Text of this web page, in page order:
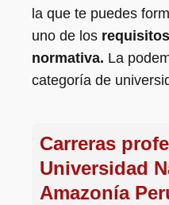
la que te puedes
uno de los
normativa. La
categoría de
Carreras
Universidad
Amazonía